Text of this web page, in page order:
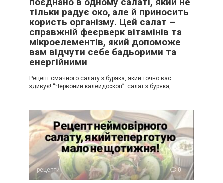
тільки радує око, але й приносить
користь організму. Цей салат –
справжній феєрверк вітамінів та
мікроелементів, який допоможе
вам відчути себе бадьорими та
енергійними
Рецепт смачного салату з буряка, який точно вас
здивує! “Червоний калейдоскоп”: салат з буряка,
рецепти 0